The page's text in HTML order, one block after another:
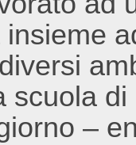
scuola
–